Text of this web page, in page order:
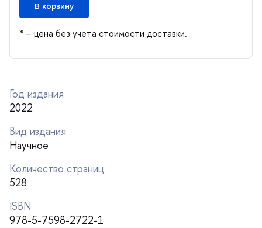
корзину
* – цена без учета стоимости доставки.
Год издания
2022
ид издания
Научное
Количество страниц
528
ISBN
978-5-7598-2722-1